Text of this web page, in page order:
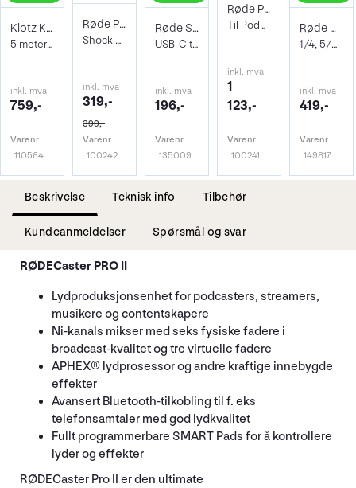
Klotz Kabel Superior Neutrik 5m
5 meter XLR til XLR
inkl. mva
759,-
Varenr
110564
Røde PSM1
Shock Mount til PodCaster
inkl. mva
319,-
399,-
Varenr
100242
Røde SC16 USB-C to USB-C Cable
USB-C til USB-C kabel
inkl. mva
196,-
Varenr
135009
Røde PSA1 Studio Arm - Bordfeste
Til Podcaster, Broadcaster og NT-U
inkl. mva
1
123,-
Varenr
100241
Røde Universal Thread Adaptor Kit
1/4, 5/8, 3/8,
inkl. mva
419,-
Varenr
149817
Beskrivelse Teknisk info Tilbehør
Kundeanmeldelser Spørsmål og svar
RØDECaster PRO II
Lydproduksjonsenhet for podcasters, streamers,
musikere og contentskapere
Ni-kanals mikser med seks fysiske fadere i
broadcast-kvalitet og tre virtuelle fadere
APHEX® lydprosessor og andre kraftige innebygde
effekter
Avansert Bluetooth-tilkobling til f. eks
telefonsamtaler med god lydkvalitet
Fullt programmerbare SMART Pads for å kontrollere
lyder og effekter
RØDECaster Pro II er den ultimate